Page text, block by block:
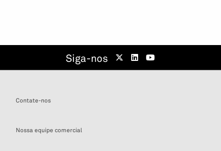
Siga-nos
Contate-nos
Nossa equipe comercial